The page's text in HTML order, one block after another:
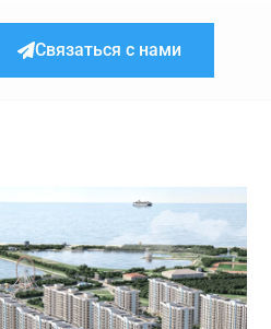
Связаться с нами